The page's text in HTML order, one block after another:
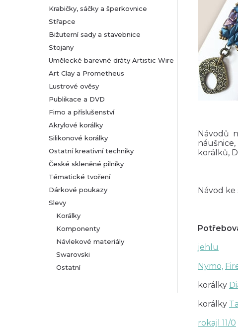
a
n
e
l
Krabičky, sáčky a šperkovnice
Střapce
Bižuterní sady a stavebnice
Stojany
Umělecké barevné dráty Artistic Wire
Art Clay a Prometheus
Lustrové ověsy
Publikace a DVD
Fimo a příslušenství
Akrylové korálky
Silikonové korálky
Ostatní kreativní techniky
České skleněné pilníky
Tématické tvoření
Dárkové poukazy
Slevy
Korálky
Komponenty
Návlekové materiály
Swarovski
Ostatní
Návodů
korálků,
Návod ke
jehlu
Nymo,
korálky
korálky
rokajl 11/0